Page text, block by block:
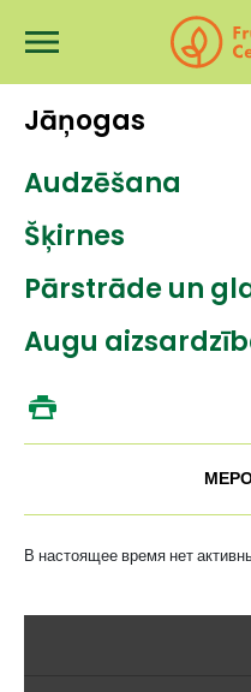
Jāņogas
Audzēšana
Šķirnes
Pārstrāde un
Augu
В настоящее время нет